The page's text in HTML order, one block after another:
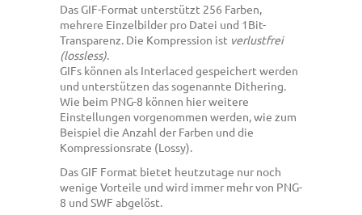
Das GIF-Format unterstützt 256 Farben,
mehrere Einzelbilder pro Datei und 1Bit-
Transparenz. Die Kompression ist verlustfrei
(lossless).
GIFs können als Interlaced gespeichert werden
und unterstützen das sogenannte Dithering.
Wie beim PNG-8 können hier weitere
Einstellungen vorgenommen werden, wie zum
Beispiel die Anzahl der Farben und die
Kompressionsrate (Lossy).
Das GIF Format bietet heutzutage nur noch
wenige Vorteile und wird immer mehr von PNG-
8 und SWF abgelöst.